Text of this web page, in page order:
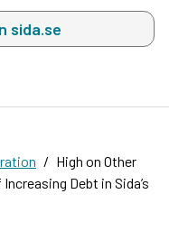
a list with search
High on Other
Debt in Sida’s